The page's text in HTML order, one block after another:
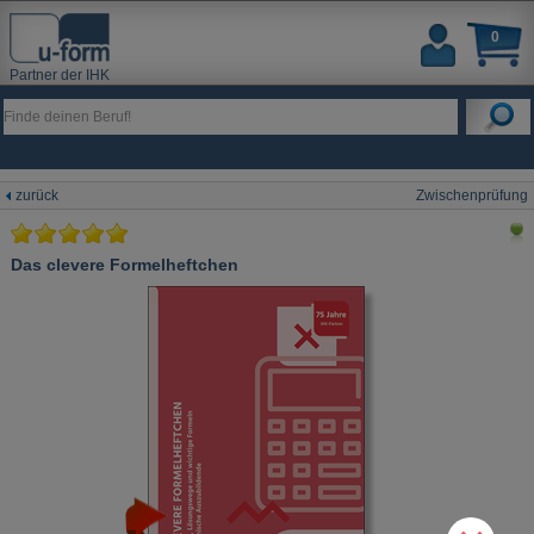
Partner der IHK
0
zurück Zwischenprüfung
Das clevere Formelheftchen